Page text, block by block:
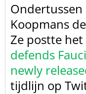
Koopmans
Ze postte
defends
newly
tijdlijn op